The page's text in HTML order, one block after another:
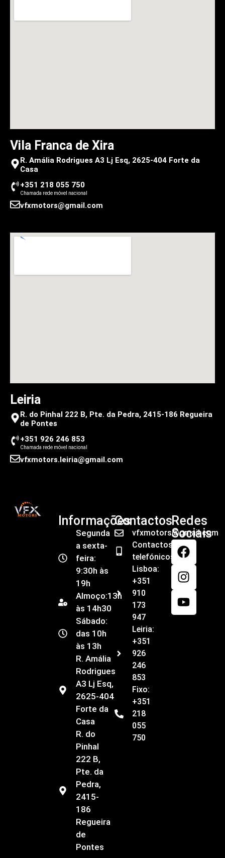
Vila Franca de Xira
R. Amália Rodrigues A3 Lj Esq, 2625-404 Forte da
Casa
+351 218 055 750
Chamada rede móvel nacional
vfxmotors@gmail.com
Leiria
R. do Pinhal 222 B, Pte. da Pedra, 2415-186 Regueira
de Pontes
+351 926 246 853
Chamada rede móvel nacional
vfxmotors.leiria@gmail.com
Informações
Segunda
a sexta-
feira:
9:30h às
19h
Almoço:13h
às 14h30
Sábado:
das 10h
às 13h
R. Amália
Rodrigues
A3 Lj Esq,
2625-404
Forte da
Casa
R. do
Pinhal
222 B,
Pte. da
Pedra,
2415-
186
Regueira
de
Pontes
Contactos
vfxmotors@gmail.com
Contactos
telefónicos
Lisboa:
+351
910
173
947
Leiria:
+351
926
246
853
Fixo:
+351
218
055
750
Redes
Sociais